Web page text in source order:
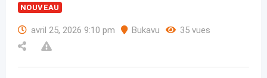
NOUVEAU
avril 25, 2026 9:10 pm Bukavu 35 vues